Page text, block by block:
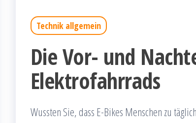
Technik allgemein
Die Vor- und
Elektrofahrrads
Wussten Sie, dass E-Bikes Menschen zu